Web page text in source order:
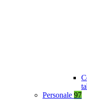
Personale 97